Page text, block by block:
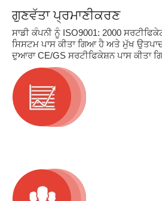
ਗੁਣਵੱਤਾ ਪ੍ਰਮਾਣੀਕਰਣ
ਸਾਡੀ ਕੰਪਨੀ ਨੂੰ ISO9001: 2000
ਸਿਸਟਮ ਪਾਸ ਕੀਤਾ ਗਿਆ ਹੈ ਅਤੇ ਮੁੱਖ
ਦੁਆਰਾ CE/GS ਸਰਟੀਫਿਕੇਸ਼ਨ ਪਾਸ ਕੀਤਾ